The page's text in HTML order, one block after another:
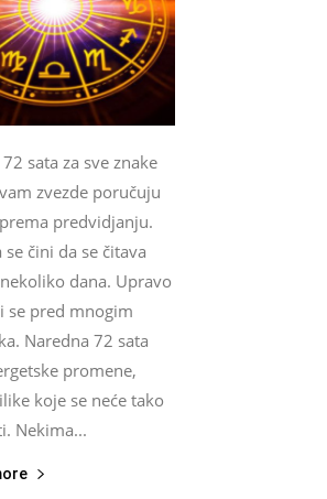
sata za sve znake
zvezde poručuju
predvidjanju.
čini da se čitava
dana. Upravo
se pred mnogim
Naredna 72 sata
promene,
koje se neće tako
Nekima...